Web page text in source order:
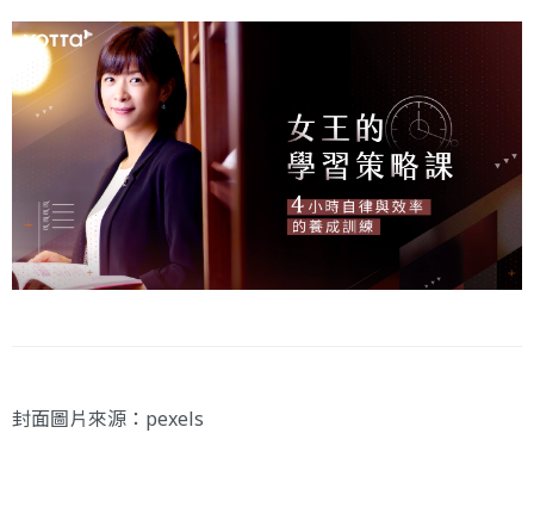
封面圖片來源： pexels